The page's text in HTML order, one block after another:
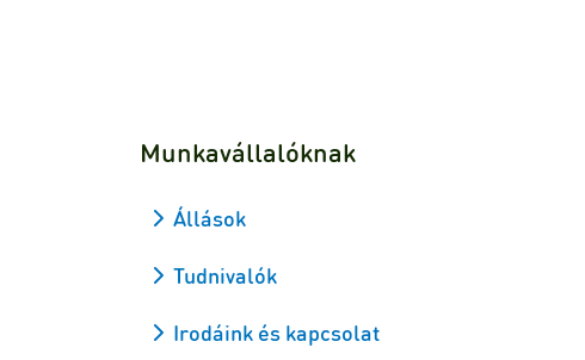
Munkavállalóknak
Állások
Tudnivalók
Irodáink és kapcsolat